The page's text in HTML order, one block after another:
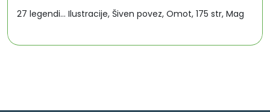
27 legendi... Ilustracije, Šiven povez, Omot, 175 str, Mag